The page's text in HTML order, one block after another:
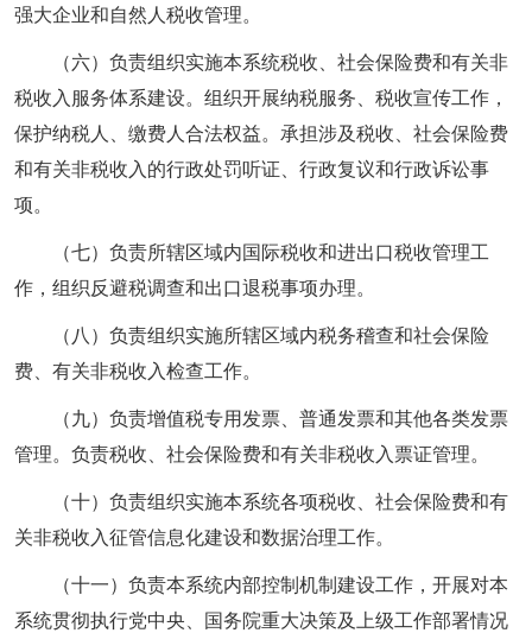
强大企业和自然人税收管理。
（六）负责组织实施本系统税收、社会保险费和有关非
税收入服务体系建设。组织开展纳税服务、税收宣传工作，
保护纳税人、缴费人合法权益。承担涉及税收、社会保险费
和有关非税收入的行政处罚听证、行政复议和行政诉讼事
项。
（七）负责所辖区域内国际税收和进出口税收管理工
作，组织反避税调查和出口退税事项办理。
（八）负责组织实施所辖区域内税务稽查和社会保险
费、有关非税收入检查工作。
（九）负责增值税专用发票、普通发票和其他各类发票
管理。负责税收、社会保险费和有关非税收入票证管理。
（十）负责组织实施本系统各项税收、社会保险费和有
关非税收入征管信息化建设和数据治理工作。
（十一）负责本系统内部控制机制建设工作，开展对本
系统贯彻执行党中央、国务院重大决策及上级工作部署情况